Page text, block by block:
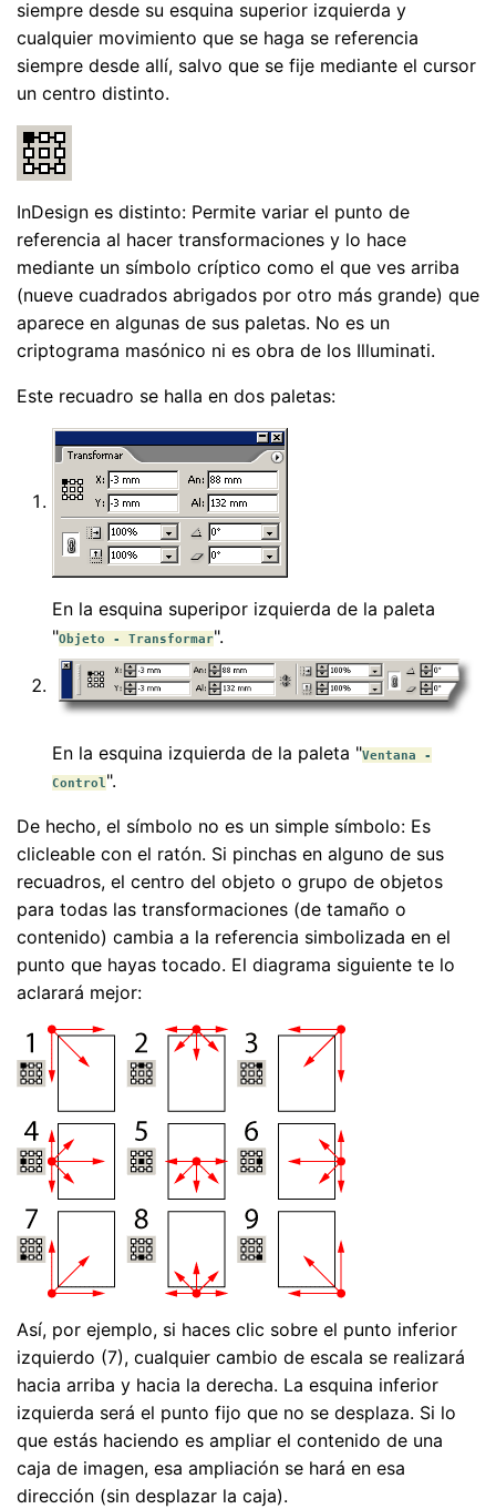
siempre desde su esquina superior izquierda y
cualquier movimiento que se haga se referencia
siempre desde allí, salvo que se fije mediante el cursor
un centro distinto.
InDesign es distinto: Permite variar el punto de
referencia al hacer transformaciones y lo hace
mediante un símbolo críptico como el que ves arriba
(nueve cuadrados abrigados por otro más grande) que
aparece en algunas de sus paletas. No es un
criptograma masónico ni es obra de los Illuminati.
Este recuadro se halla en dos paletas:
En la esquina superipor izquierda de la paleta
"Objeto - Transformar".
En la esquina izquierda de la paleta "Ventana -
Control".
De hecho, el símbolo no es un simple símbolo: Es
clicleable con el ratón. Si pinchas en alguno de sus
recuadros, el centro del objeto o grupo de objetos
para todas las transformaciones (de tamaño o
contenido) cambia a la referencia simbolizada en el
punto que hayas tocado. El diagrama siguiente te lo
aclarará mejor:
Así, por ejemplo, si haces clic sobre el punto inferior
izquierdo (7), cualquier cambio de escala se realizará
hacia arriba y hacia la derecha. La esquina inferior
izquierda será el punto fijo que no se desplaza. Si lo
que estás haciendo es ampliar el contenido de una
caja de imagen, esa ampliación se hará en esa
dirección (sin desplazar la caja).